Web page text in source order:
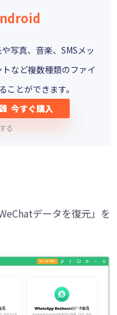
写真、音楽、SMSメッ
など複数種類のファイ
ことができます。
今すぐ購入
る
データを復元」を